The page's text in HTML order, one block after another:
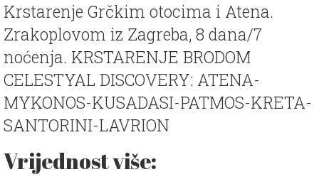
Krstarenje Grčkim otocima i Atena.
Zrakoplovom iz Zagreba, 8 dana/7
noćenja. KRSTARENJE BRODOM
CELESTYAL DISCOVERY: ATENA-
MYKONOS-KUSADASI-PATMOS-KRETA-
SANTORINI-LAVRION
Vrijednost više: